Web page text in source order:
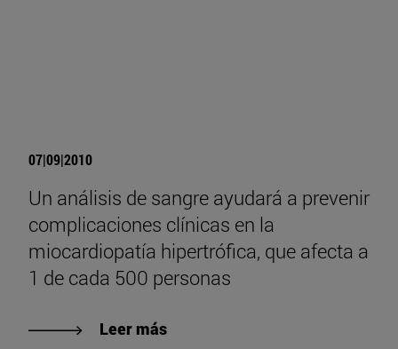
07|09|2010
Un análisis de sangre ayudará a prevenir
complicaciones clínicas en la
miocardiopatía hipertrófica, que afecta a
1 de cada 500 personas
Leer más